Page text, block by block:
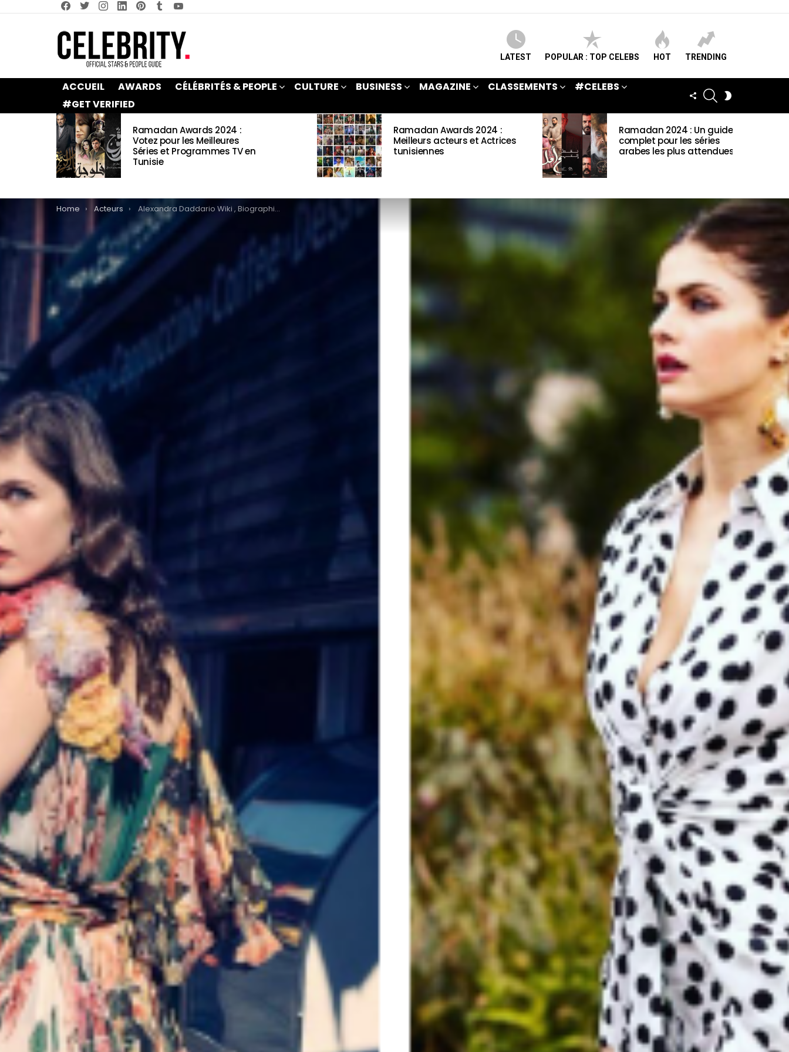
LATEST POPULAR : TOP CELEBS HOT TRENDING
ACCUEIL AWARDS CÉLÉBRITÉS & PEOPLE CULTURE BUSINESS MAGAZINE CLASSEMENTS
#CELEBS
#GET VERIFIED
FOLLOWSEARCH
LATEST
STORIES
Ramadan Awards 2024 :
Votez pour les Meilleures
Séries et Programmes TV en
Tunisie
Ramadan Awards 2024 :
Meilleurs acteurs et Actrices
tunisiennes
Ramadan 2024 : Un guide
complet pour les séries
arabes les plus attendues
You are here:
Home Acteurs Alexandra Daddario Wiki , Biographie, Age, Taille, Mariage, Contact & Informations